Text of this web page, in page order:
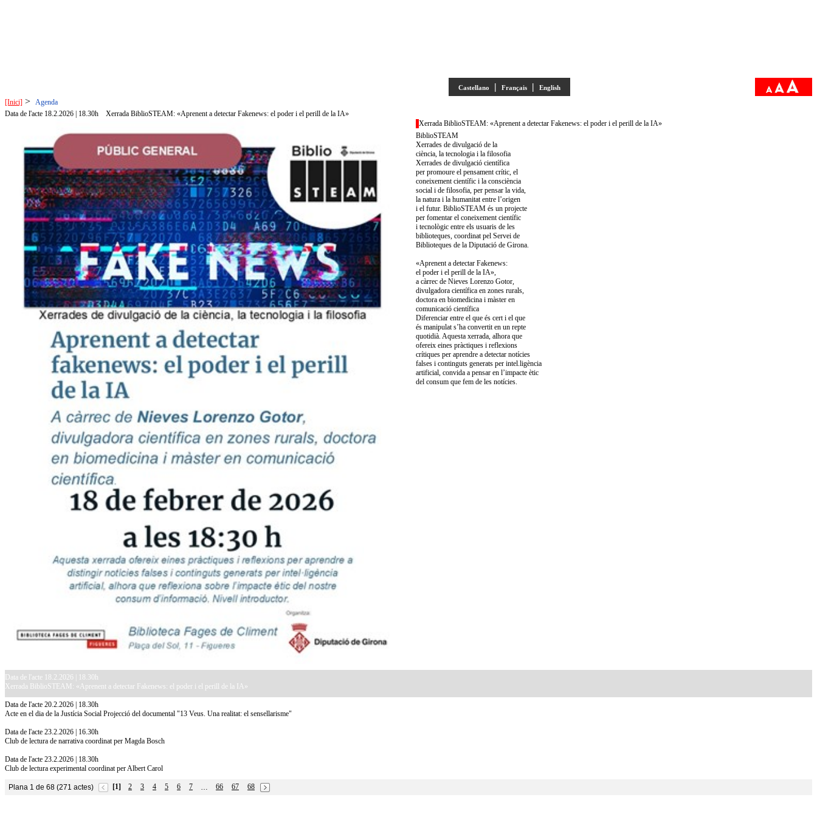
Castellano | Français | English
[Inici] > Agenda
Data de l'acte 18.2.2026 | 18.30h
Xerrada BiblioSTEAM: «Aprenent a detectar Fakenews: el poder i el perill de la IA»
Xerrada BiblioSTEAM: «Aprenent a detectar Fakenews: el poder i el perill de la IA»
BiblioSTEAM
Xerrades de divulgació de la
ciència, la tecnologia i la filosofia
Xerrades de divulgació científica
per promoure el pensament crític, el
coneixement científic i la consciència
social i de filosofia, per pensar la vida,
la natura i la humanitat entre l’origen
i el futur. BiblioSTEAM és un projecte
per fomentar el coneixement científic
i tecnològic entre els usuaris de les
biblioteques, coordinat pel Servei de
Biblioteques de la Diputació de Girona.
«Aprenent a detectar Fakenews:
el poder i el perill de la IA»,
a càrrec de Nieves Lorenzo Gotor,
divulgadora científica en zones rurals,
doctora en biomedicina i màster en
comunicació científica
Diferenciar entre el que és cert i el que
és manipulat s’ha convertit en un repte
quotidià. Aquesta xerrada, alhora que
ofereix eines pràctiques i reflexions
crítiques per aprendre a detectar notícies
falses i continguts generats per intel.ligència
artificial, convida a pensar en l’impacte ètic
del consum que fem de les notícies.
Data de l'acte 18.2.2026 | 18.30h
Xerrada BiblioSTEAM: «Aprenent a detectar Fakenews: el poder i el perill de la IA»
Data de l'acte 20.2.2026 | 18.30h
Acte en el dia de la Justícia Social Projecció del documental "13 Veus. Una realitat: el sensellarisme"
Data de l'acte 23.2.2026 | 16.30h
Club de lectura de narrativa coordinat per Magda Bosch
Data de l'acte 23.2.2026 | 18.30h
Club de lectura experimental coordinat per Albert Carol
Plana 1 de 68 (271 actes) [1] 2 3 4 5 6 7 … 66 67
68